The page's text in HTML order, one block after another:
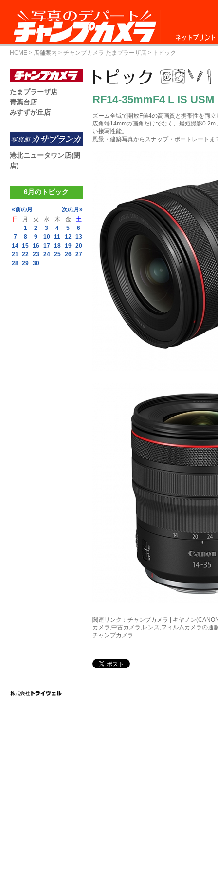
ネットプリント
HOME > 店舗案内 > チャンプカメラ たまプラーザ店 > トピック
RF14-35mmF4 L IS USM
ズーム全域で開放F値4の高画質と携帯性を両
広角端14mmの画角だけでなく、最短撮影
い接写性能。
風景・建築写真からスナップ・ポートレート
関連リンク： チャンプカメラ | キヤノン
カメラ,中古カメラ,レンズ,フィルムカメラの通
チャンプカメラ
たまプラーザ店
青葉台店
みすずが丘店
港北ニュータウン店(閉
店)
6月のトピック
«前の月
次の月»
日
月 火 水 木 金
土
1
2 3 4 5
6
7
8 9 10 11 12 13
14 15 16 17 18 19 20
21 22 23 24 25 26 27
28 29 30